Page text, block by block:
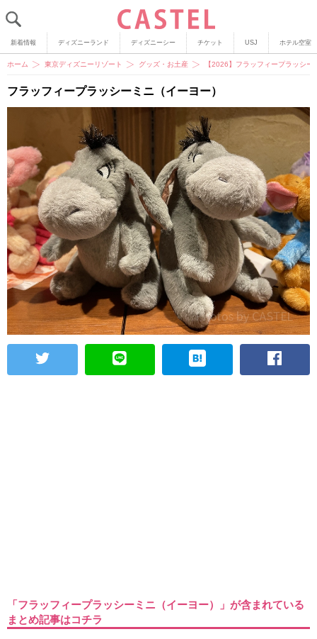
新着情報 ディズニーランド ディズニーシー チケット USJ ホテル空室
ホーム 東京ディズニーリゾート グッズ・お土産 【2026】フラッフィープラッシ
フラッフィープラッシーミニ（イーヨー）
「フラッフィープラッシーミニ（イーヨー）」が含まれている
まとめ記事はコチラ